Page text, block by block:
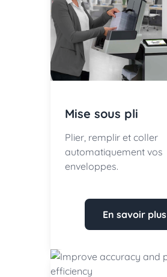
Mise sous pli
Plier, remplir et coller
automatiquement vos
enveloppes.
En savoir plus